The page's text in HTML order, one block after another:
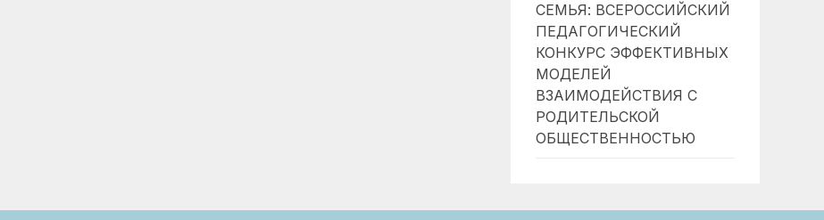
СЕМЬЯ: ВСЕРОССИЙСКИЙ
ПЕДАГОГИЧЕСКИЙ
КОНКУРС ЭФФЕКТИВНЫХ
МОДЕЛЕЙ
ВЗАИМОДЕЙСТВИЯ С
РОДИТЕЛЬСКОЙ
ОБЩЕСТВЕННОСТЬЮ